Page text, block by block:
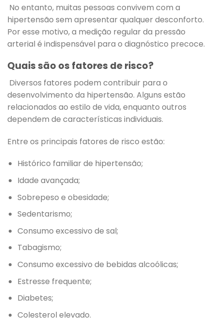
No entanto, muitas pessoas convivem com a
hipertensão sem apresentar qualquer desconforto.
Por esse motivo, a medição regular da pressão
arterial é indispensável para o diagnóstico precoce.
Quais são os fatores de risco?
Diversos fatores podem contribuir para o
desenvolvimento da hipertensão. Alguns estão
relacionados ao estilo de vida, enquanto outros
dependem de características individuais.
Entre os principais fatores de risco estão:
Histórico familiar de hipertensão;
Idade avançada;
Sobrepeso e obesidade;
Sedentarismo;
Consumo excessivo de sal;
Tabagismo;
Consumo excessivo de bebidas alcoólicas;
Estresse frequente;
Diabetes;
Colesterol elevado.